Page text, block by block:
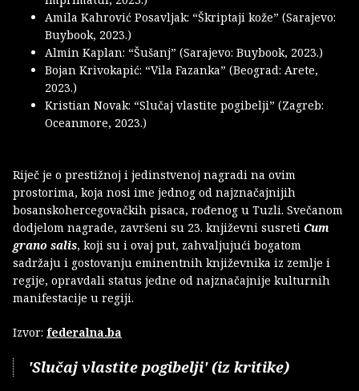
Amila Kahrović Posavljak: “Škriptaji kože” (Sarajevo:
Buybook, 2023.)
Almin Kaplan: “Šušanj” (Sarajevo: Buybook, 2023.)
Bojan Krivokapić: “Vila Fazanka” (Beograd: Arete,
2023.)
Kristian Novak: “Slučaj vlastite pogibelji” (Zagreb:
Oceanmore, 2023.)
Riječ je o prestižnoj i jedinstvenoj nagradi na ovim
prostorima, koja nosi ime jednog od najznačajnijih
bosanskohercegovačkih pisaca, rođenog u Tuzli. Svečanom
dodjelom nagrade, završeni su 23. književni susreti Cum
grano salis, koji su i ovaj put, zahvaljujući bogatom
sadržaju i gostovanju eminentnih književnika iz zemlje i
regije, opravdali status jedne od najznačajnije kulturnih
manifestacije u regiji.
Izvor: federalna.ba
'Slučaj vlastite pogibelji' (iz kritike)